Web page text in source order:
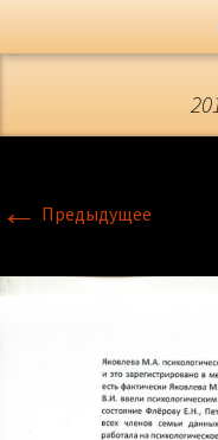
Флёрова
Художник,
← Предыдущее